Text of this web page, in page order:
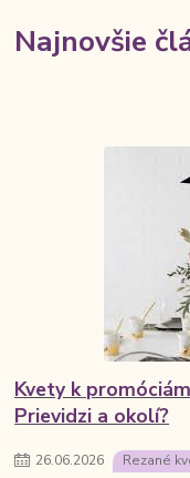
Najnovšie
Kvety k
Prievidzi a okolí?
26.06.2026 Rezané